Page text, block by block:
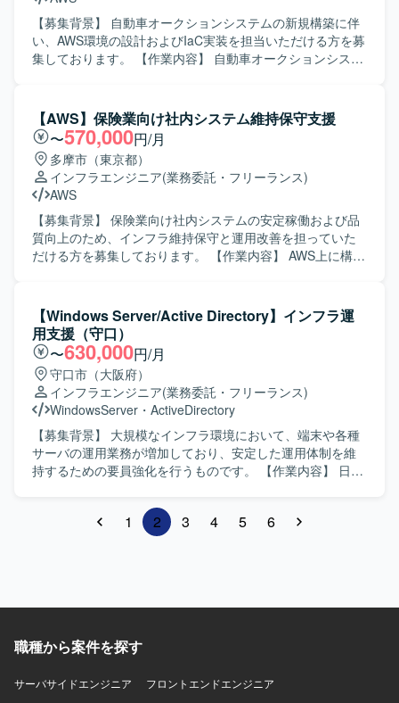
よびJP1-IM／JP1-AJSによる監視・ジョブ管理を利用いた
します。
アップができる方を求めております。関係者とのコミュニ
ケーションを円滑に行いながら、ドキュメントを用いた情
報整理や合意形成ができる方が望ましいです。 【ポジショ
ンの魅力】 AzureおよびMicrosoft 365のグローバル環境に
ィなどの領域で高度な知見を習得しながら、長期的にスキ
ルを深めていただける環境です。 【開発環境】 Azureおよ
びMicrosoft 365を中心としたクラウド基盤上で、Microsoft
Entra IDやMicrosoft Intune、オンプレミスのWindows
ServerおよびActive Directoryと連携したハイブリッド構成
の環境です。SAML認証連携やeDiscoveryなども活用した環
境となっております。
【募集背景】 自動車オークションシステムの新規構築に伴
い、AWS環境の設計およびIaC実装を担当いただける方を募
集しております。 【作業内容】 自動車オークションシステ
ト以降の工程もお願いすることがあります。また、マルチ
ベンダー体制での新規構築案件のため、他ベンダーとの仕
様調整も行っていただきます。 【求める人物像】 クラウド
環境の設計やIaCによる構築に主体的に取り組み、関係者と
連携しながら仕様調整を進めていただける方を求めており
ます。 【ポジションの魅力】 自動車オークションという大
規模な業務システムの新規構築フェーズに参画でき、AWS
およびIaCの実務経験を幅広く積むことができます。マルチ
ベンダー環境での調整業務を通じて、上流工程やコミュニ
ます。TerraformやEKSなどのサービスを利用する可能性が
あります。
【AWS】保険業向け社内システム維持保守支援
〜570,000円/月
多摩市（東京都）
インフラエンジニア(業務委託・フリーランス)
AWS
【募集背景】 保険業向け社内システムの安定稼働および品
質向上のため、インフラ維持保守と運用改善を担っていた
だける方を募集しております。 【作業内容】 AWS上に構築
止策の検討・実施を行っていただきます。また、必要に応
じてシステムの構築や設定変更などの作業もご担当いただ
きます。加えて、既存の若手メンバのタスクおよび進捗管
理を行い、業務推進と品質担保をリードしていただきま
す。 【求める人物像】 主体的に課題を抽出し、周囲とコミ
ュニケーションを取りながら改善提案と推進ができる方を
求めております。インフラ運用において責任感を持ち、障
害対応時にも冷静に状況整理と判断ができる方を歓迎いた
します。また、メンバの育成やフォローに前向きに取り組
んでいただける方を想定しております。 【ポジションの魅
ることができ、クラウドインフラのスキルを幅広く磨いて
いただけます。少人数チームのリーダーポジションとして
タスク管理やメンバマネジメントも経験できるため、技術
行っております。
【Windows Server/Active Directory】インフラ運
用支援（守口）
〜630,000円/月
守口市（大阪府）
インフラエンジニア(業務委託・フリーランス)
WindowsServer ・ ActiveDirectory
【募集背景】 大規模なインフラ環境において、端末や各種
サーバの運用業務が増加しており、安定した運用体制を維
持するための要員強化を行うものです。 【作業内容】 日々
イルサーバ、CAサーバ、プリンターサーバなどの運用業務
全般をご対応いただきます。アカウント管理やPC登録など
のディレクトリ運用、フォルダー管理や権限設定、ファイ
す。 PCキッティングやマスターイメージ作成、障害監視通
却・廃棄・在庫管理などの端末管理業務もご担当いただき
対応、ヘルプデスクからの問い合わせフォロー、サーバお
1 2 3 4 5 6
職種から案件を探す
サーバサイドエンジニア
フロントエンドエンジニア